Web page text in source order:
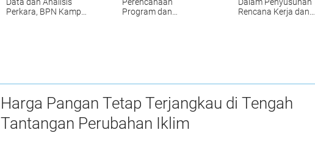
Data dan Analisis
Perkara, BPN Kampar
Perencanaan
Program dan
Dalam Penyusunan
Rencana Kerja dan
Harga Pangan Tetap Terjangkau di Tengah
Tantangan Perubahan Iklim